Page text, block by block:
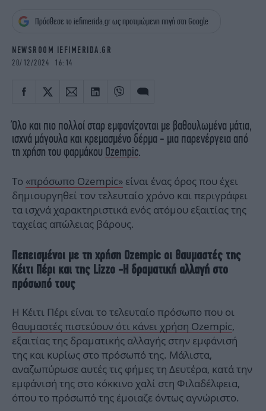
OSCARS
THE OCEAN
Πρόσθεσε το iefimerida.gr ως προτιμώμενη πηγή στη Google
NEWSROOM IEFIMERIDA.GR
20/12/2024 16:14
Όλο και πιο πολλοί σταρ εμφανίζονται με βαθουλωμένα μάτια,
ισχνά μάγουλα και κρεμασμένο δέρμα - μια παρενέργεια από
τη χρήση του φαρμάκου Ozempic.
Το «πρόσωπο Ozempic» είναι ένας όρος που έχει
δημιουργηθεί τον τελευταίο χρόνο και περιγράφει
τα ισχνά χαρακτηριστικά ενός ατόμου εξαιτίας της
ταχείας απώλειας βάρους.
Πεπεισμένοι με τη χρήση Ozempic οι θαυμαστές της
Κέιτι Πέρι και της Lizzo -Η δραματική αλλαγή στο
πρόσωπό τους
Η Κέιτι Πέρι είναι το τελευταίο πρόσωπο που οι
θαυμαστές πιστεύουν ότι κάνει χρήση Ozempic,
εξαιτίας της δραματικής αλλαγής στην εμφάνισή
της και κυρίως στο πρόσωπό της. Μάλιστα,
αναζωπύρωσε αυτές τις φήμες τη Δευτέρα, κατά την
εμφάνισή της στο κόκκινο χαλί στη Φιλαδέλφεια,
όπου το πρόσωπό της έμοιαζε όντως αγνώριστο.